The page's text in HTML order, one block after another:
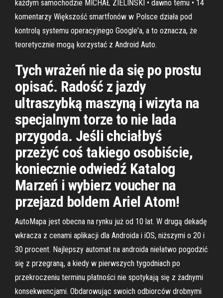
każdym samochodzie MICHAŁ ZIELIŃSKI • dawno temu • 14
komentarzy Większość smartfonów w Polsce działa pod
kontrolą systemu operacyjnego Google'a, a to oznacza, że
teoretycznie mogą korzystać z Android Auto.
Tych wrażeń nie da się po prostu
opisać. Radość z jazdy
ultraszybką maszyną i wizyta na
specjalnym torze to nie lada
przygoda. Jeśli chciałbyś
przeżyć coś takiego osobiście,
koniecznie odwiedź Katalog
Marzeń i wybierz voucher na
przejazd boldem Ariel Atom!
AutoMapa jest obecna na rynku już od 10 lat. W drugą dekadę
wkracza z cenami aplikacji dla Androida i iOS, niższymi o 20 i
30 procent. Najlepszy automat na androida niełatwo pogodzić
się z przegraną, a kiedy w pierwszych tygodniach po
przekroczeniu terminu płatności nie spotykają się z żadnymi
konsekwencjami. Obdarowując swoich odbiorców drobnymi